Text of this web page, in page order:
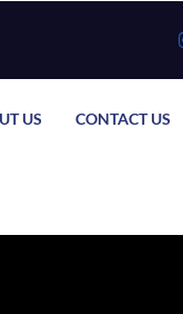
US CONTACT US